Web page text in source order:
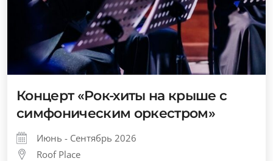
Концерт «Рок-хиты на крыше с
симфоническим оркестром»
Июнь - Сентябрь 2026
Roof Place